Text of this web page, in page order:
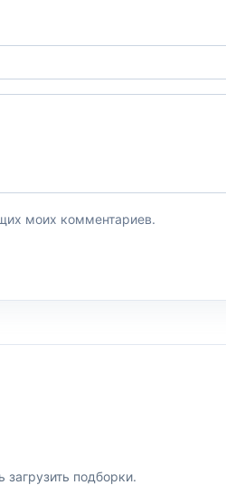
моих комментариев.
загрузить подборки.